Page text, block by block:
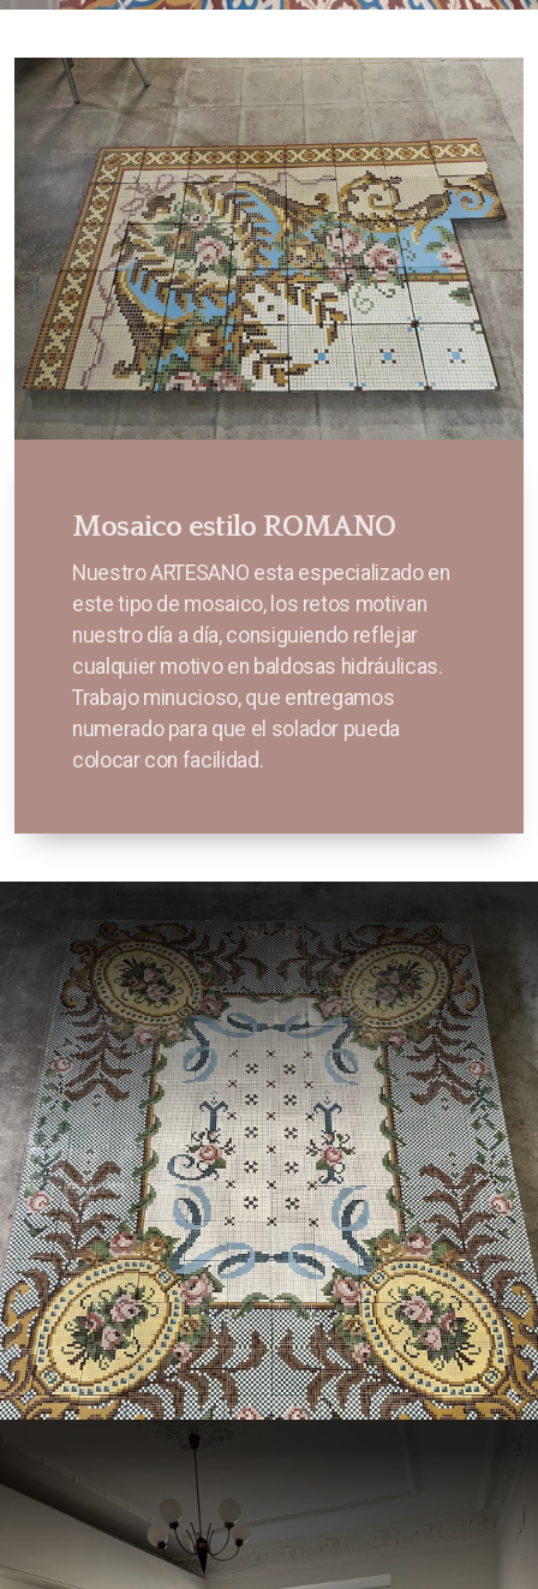
Mosaico estilo ROMANO
Nuestro ARTESANO esta especializado en
este tipo de mosaico, los retos motivan
nuestro día a día, consiguiendo reflejar
cualquier motivo en baldosas hidráulicas.
Trabajo minucioso, que entregamos
numerado para que el solador pueda
colocar con facilidad.